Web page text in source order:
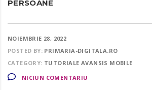
PERSOANE
NOIEMBRIE 28, 2022
POSTED BY: PRIMARIA-DIGITALA.RO
CATEGORY: TUTORIALE AVANSIS MOBILE
NICIUN COMENTARIU